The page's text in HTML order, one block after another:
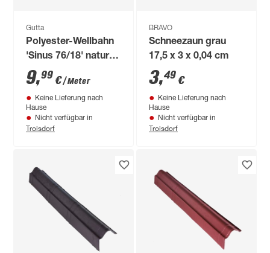
Gutta
Polyester-Wellbahn
'Sinus 76/18' natur
100 x 0,08 cm
Meterware
9,99 €/ Meter
Keine Lieferung nach
Hause
Nicht verfügbar in
Troisdorf
BRAVO
Schneezaun grau
17,5 x 3 x 0,04 cm
3,49 €
Keine Lieferung nach
Hause
Nicht verfügbar in
Troisdorf